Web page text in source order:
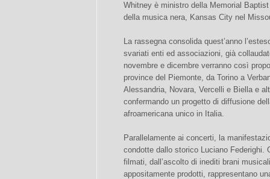
Whitney è ministro della Memorial
della musica nera, Kansas City nel
La rassegna consolida quest’anno
svariati enti ed associazioni, già
novembre e dicembre verranno così
province del Piemonte, da Torino a
Alessandria, Novara, Vercelli e Biella e
confermando un progetto di diffusione
afroamericana unico in Italia.
Parallelamente ai concerti, la
condotte dallo storico Luciano Federighi.
filmati, dall’ascolto di inediti brani
appositamente prodotti, rappresentano